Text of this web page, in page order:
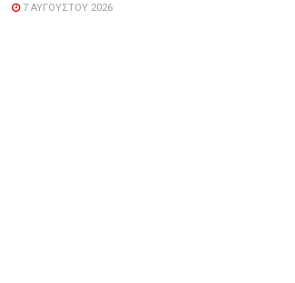
7 ΑΥΓΟΎΣΤΟΥ 2026